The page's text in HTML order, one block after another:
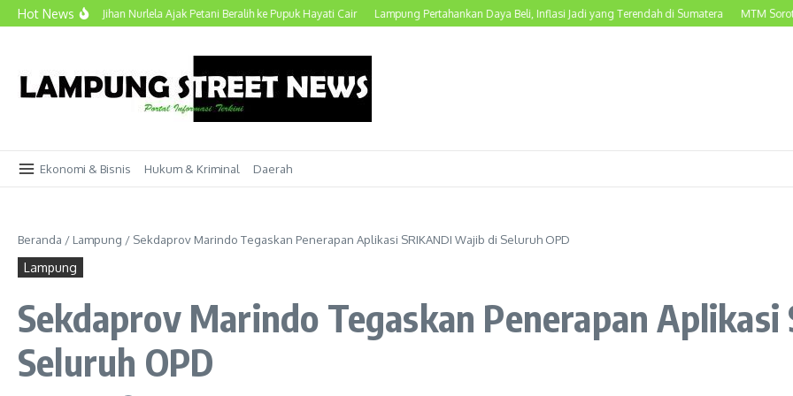
Lewati ke konten
Hot News
Wagub Jihan Nurlela Ajak Petani Beralih ke Pupuk Hayati Cair Lampung Pertahankan Daya Beli, Inflasi Jadi yang Terendah di Sumatera MTM Soroti
Ekonomi & Bisnis Hukum & Kriminal Daerah
Beranda / Lampung / Sekdaprov Marindo Tegaskan Penerapan Aplikasi SRIKANDI Wajib di Seluruh OPD
Lampung
Sekdaprov Marindo Tegaskan Penerapan Aplikasi
Seluruh OPD